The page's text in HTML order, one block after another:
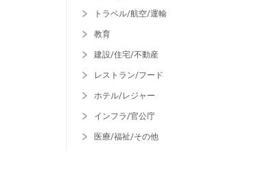
トラベル/航空/運輸
教育
建設/住宅/不動産
レストラン/フード
ホテル/レジャー
インフラ/官公庁
医療/福祉/その他